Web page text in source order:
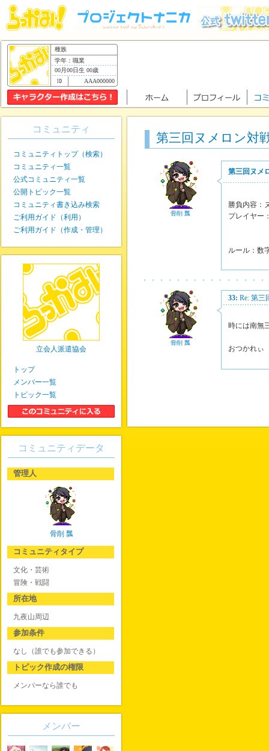
種族
学年：職業
00月00日生 00歳
AAA000000
第三回ヌメロン対
骨削 瓢
第三回ヌメ
勝負内容：
プレイヤー
ルール：数
骨削 瓢
33: Re: 第三
時には南無
おつかれぃ
コミュニティ
コミュニティトップ（検索）
コミュニティ一覧
公式コミュニティ一覧
公開トピック一覧
コミュニティ書き込み検索
ご利用ガイド（利用）
ご利用ガイド（作成・管理）
立会人派遣協会
トップ
メンバー一覧
トピック一覧
コミュニティデータ
管理人
骨削 瓢
コミュニティタイプ
文化・芸術
冒険・戦闘
所在地
九夜山周辺
参加条件
なし（誰でも参加できる）
トピック作成の権限
メンバーなら誰でも
メンバー